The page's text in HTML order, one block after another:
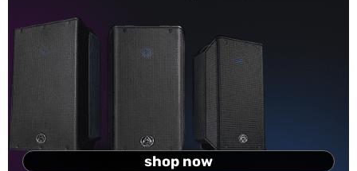
shop now